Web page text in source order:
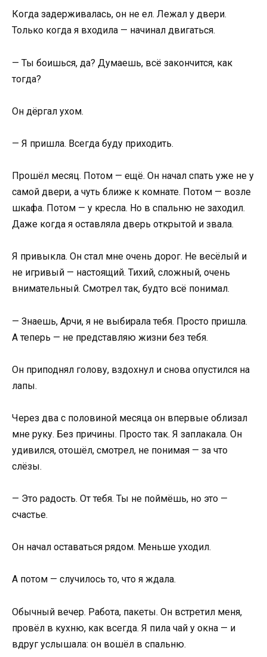
Когда задерживалась, он не ел. Лежал у двери.
Только когда я входила — начинал двигаться.
— Ты боишься, да? Думаешь, всё закончится, как
тогда?
Он дёргал ухом.
— Я пришла. Всегда буду приходить.
Прошёл месяц. Потом — ещё. Он начал спать уже не у
самой двери, а чуть ближе к комнате. Потом — возле
шкафа. Потом — у кресла. Но в спальню не заходил.
Даже когда я оставляла дверь открытой и звала.
Я привыкла. Он стал мне очень дорог. Не весёлый и
не игривый — настоящий. Тихий, сложный, очень
внимательный. Смотрел так, будто всё понимал.
— Знаешь, Арчи, я не выбирала тебя. Просто пришла.
А теперь — не представляю жизни без тебя.
Он приподнял голову, вздохнул и снова опустился на
лапы.
Через два с половиной месяца он впервые облизал
мне руку. Без причины. Просто так. Я заплакала. Он
удивился, отошёл, смотрел, не понимая — за что
слёзы.
— Это радость. От тебя. Ты не поймёшь, но это —
счастье.
Он начал оставаться рядом. Меньше уходил.
А потом — случилось то, что я ждала.
Обычный вечер. Работа, пакеты. Он встретил меня,
провёл в кухню, как всегда. Я пила чай у окна — и
вдруг услышала: он вошёл в спальню.